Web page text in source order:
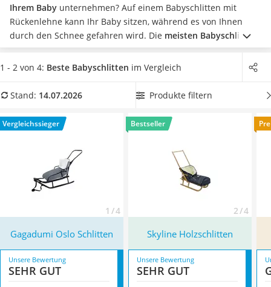
Babyphone
Treppenschutzgitter
Kindersitz ab 4 Jahren
Kinderroller 3 Räder
Ferngesteuertes Auto
Kinderfahrradhelm
Kinder-Mikroskop
Ferngesteuerter Hubschrauber
Ihrem Baby unternehmen? Auf einem Babyschlitten mit
Rückenlehne kann Ihr Baby sitzen, während es von Ihnen
durch den Schnee gefahren wird. Die meisten Babyschlitten
sind laut Online-Tests mit einem Zugband ausgestattet, an
dem Sie den Schlitten durch den Schnee ziehen können.
Modell mit Schiebegriff. Für längere Strecken sind
Überzeugt hat uns hier im Juli 2026 besonders das Modell
Gagadumi Oslo Schlitten
mit seinen Eigenschaften.
1 - 2 von 4: Beste Babyschlitten im Vergleich
Stand: 14.07.2026 Produkte filtern
Vergleichssieger
1 / 4
Bestseller
2 / 4
Gagadumi Oslo Schlitten Skyline Holzschlitten
Unsere Bewertung
SEHR GUT
Unsere Bewertung
SEHR GUT